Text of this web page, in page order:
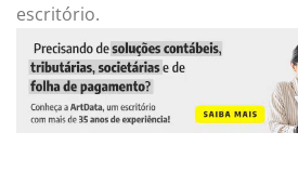
escritório.